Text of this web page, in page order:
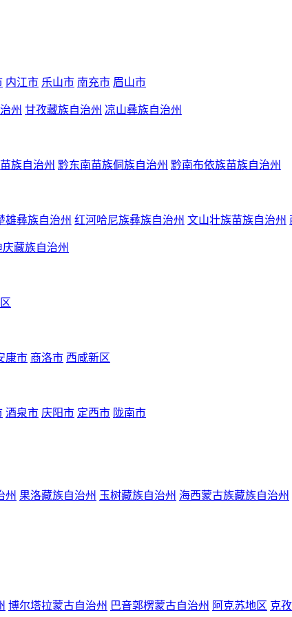
内江市 乐山市 南充市 眉山市
州 甘孜藏族自治州 凉山彝族自治州
族自治州 黔东南苗族侗族自治州 黔南布依族苗族自治州
雄彝族自治州 红河哈尼族彝族自治州 文山壮族苗族自治州
庆藏族自治州
康市 商洛市 西咸新区
酒泉市 庆阳市 定西市 陇南市
州 果洛藏族自治州 玉树藏族自治州 海西蒙古族藏族自治州
博尔塔拉蒙古自治州 巴音郭楞蒙古自治州 阿克苏地区 克